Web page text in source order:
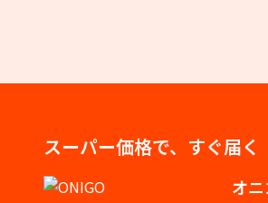
スーパー価格で、すぐ届く
オ